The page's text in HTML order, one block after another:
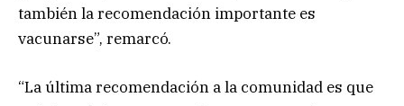
también la recomendación importante es
vacunarse”, remarcó.
“La última recomendación a la comunidad es que